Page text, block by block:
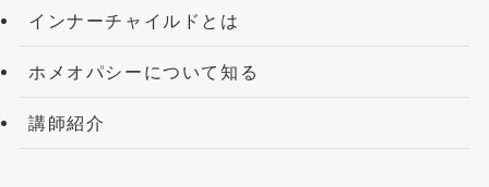
インナーチャイルドとは
ホメオパシーについて知る
講師紹介